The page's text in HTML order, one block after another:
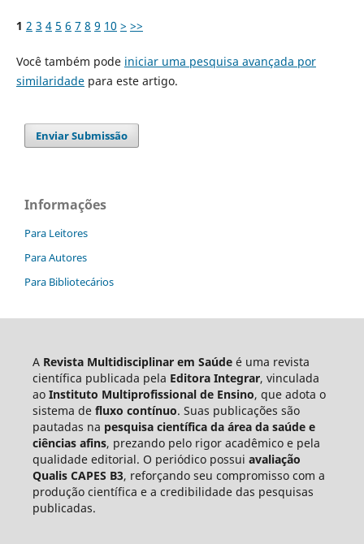
1 2 3 4 5 6 7 8 9 10 > >>
Você também pode iniciar uma pesquisa avançada por
similaridadepara este artigo.
Enviar Submissão
Informações
Para Leitores
Para Autores
Para Bibliotecários
A Revista Multidisciplinar em Saúdeé uma revista
científica publicada pela Editora Integrar, vinculada
ao Instituto Multiprofissional de Ensino, que adota o
sistema de fluxo contínuo. Suas publicações são
pautadas na pesquisa científica da área da saúde e
ciências afins, prezando pelo rigor acadêmico e pela
qualidade editorial. O periódico possui avaliação
Qualis CAPES B3, reforçando seu compromisso com a
produção científica e a credibilidade das pesquisas
publicadas.